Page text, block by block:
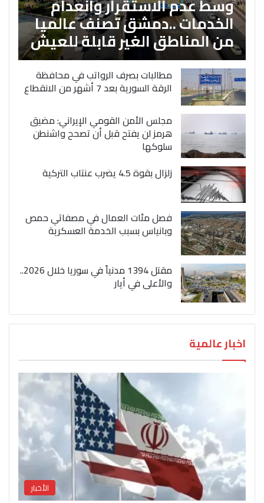
الخدمات ..دمشق تصنف عالميا
من المناطق الغير قابلة للعيش
مطالبات بصرف الرواتب في محافظة
الرقة السورية بعد 7 أشهر من الانقطاع
مجلس الأمن القومي الإيراني: مضيق
هرمز لن يفتح قبل أن تصحح واشنطن
سلوكها
زلزال بقوة 4.5 يضرب عنتاب التركية
فصل مئات العمال في مصفاتي حمص
وبانياس بسبب الخدمة العسكرية
مقتل 1394 مدنياً في سوريا خلال 2026..
والأعلى في أيار
اخبار عالمية
الأخبار